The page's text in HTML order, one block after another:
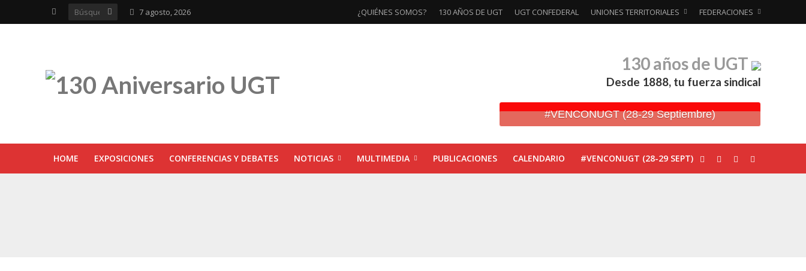
7 agosto, 2026 ¿QUIÉNES SOMOS? 130 AÑOS DE UGT UGT CONFEDERAL UNIONES TERRITORIALES FEDERACIONES
130 años de UGT
Desde 1888, tu fuerza sindical
#VENCONUGT (28-29 Septiembre)
HOME EXPOSICIONES CONFERENCIAS Y DEBATES NOTICIAS MULTIMEDIA PUBLICACIONES CALENDARIO #VENCONUGT (28-29 SEPT)